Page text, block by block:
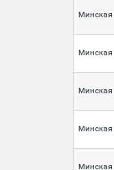
Минская
Минская
Минская
Минская
Минская